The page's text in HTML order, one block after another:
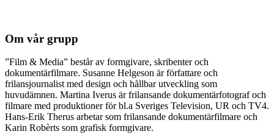
Om vår grupp
”Film & Media” består av formgivare, skribenter och
dokumentärfilmare. Susanne Helgeson är författare och
frilansjournalist med design och hållbar utveckling som
huvudämnen. Martina Iverus är frilansande dokumentärfotograf och
filmare med produktioner för bl.a Sveriges Television, UR och TV4.
Hans-Erik Therus arbetar som frilansande dokumentärfilmare och
Karin Robèrts som grafisk formgivare.